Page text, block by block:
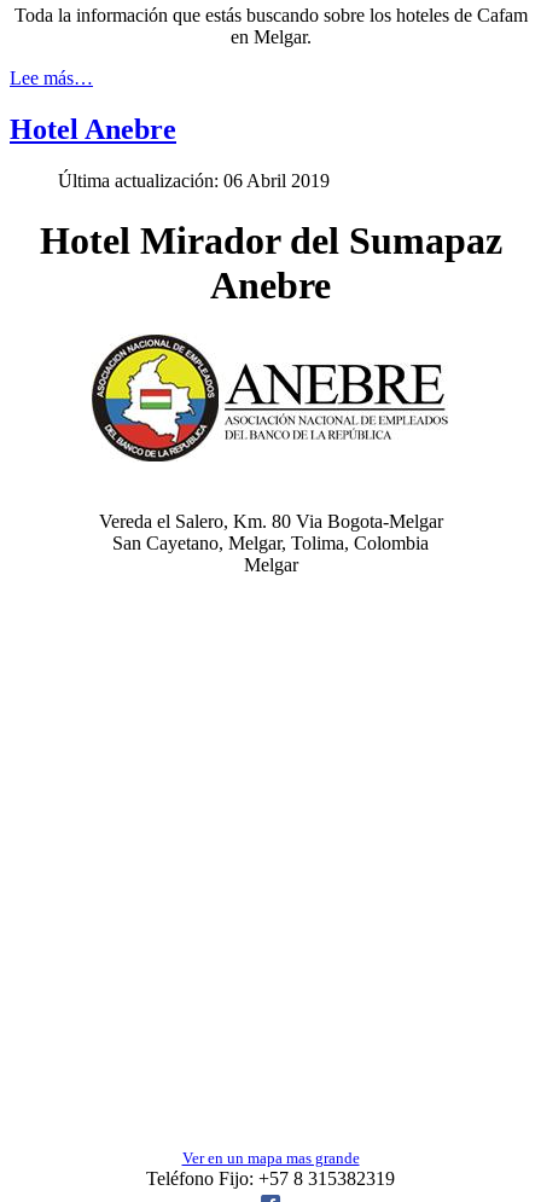
Toda la información que estás buscando sobre los hoteles de Cafam
en Melgar.
Lee más…
Hotel Anebre
Última actualización: 06 Abril 2019
Hotel Mirador del Sumapaz
Anebre
Vereda el Salero, Km. 80 Via Bogota-Melgar
San Cayetano, Melgar, Tolima, Colombia
Melgar
Ver en un mapa mas grande
Teléfono Fijo: +57 8 315382319